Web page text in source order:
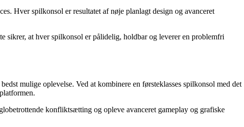
Hver spilkonsol er resultatet af nøje planlagt design og avanceret
sikrer, at hver spilkonsol er pålidelig, holdbar og leverer en problemfri
mulige oplevelse. Ved at kombinere en førsteklasses spilkonsol med det
konfliktsætting og opleve avanceret gameplay og grafiske